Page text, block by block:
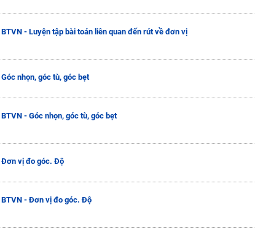
BTVN - Luyện tập bài toán liên quan đến rút về đơn vị
Góc nhọn, góc tù, góc bẹt
BTVN - Góc nhọn, góc tù, góc bẹt
Đơn vị đo góc. Độ
BTVN - Đơn vị đo góc. Độ